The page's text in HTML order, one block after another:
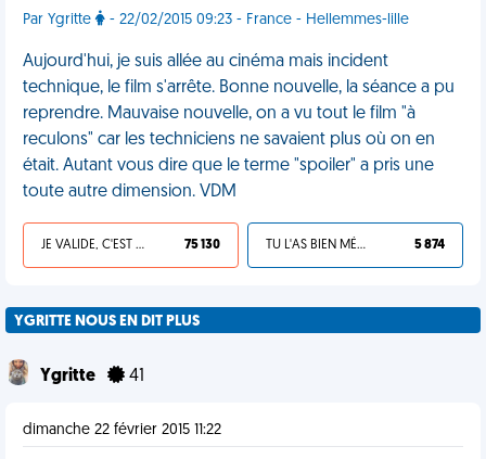
Par Ygritte - 22/02/2015 09:23 - France - Hellemmes-lille
Aujourd'hui, je suis allée au cinéma mais incident
technique, le film s'arrête. Bonne nouvelle, la séance a pu
reprendre. Mauvaise nouvelle, on a vu tout le film "à
reculons" car les techniciens ne savaient plus où on en
était. Autant vous dire que le terme "spoiler" a pris une
toute autre dimension. VDM
JE VALIDE, C'EST UNE VDM 75 130 TU L'AS BIEN MÉRITÉ 5 874
YGRITTE NOUS EN DIT PLUS
Ygritte 41
dimanche 22 février 2015 11:22